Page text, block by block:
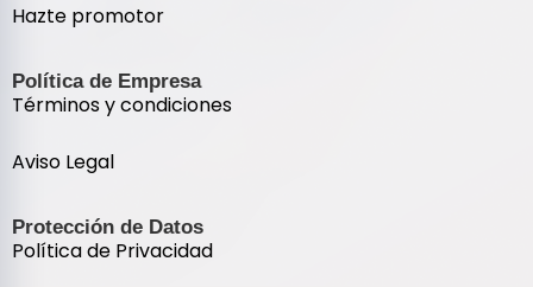
Hazte promotor
Política de Empresa
Términos y condiciones
Aviso Legal
Protección de Datos
Política de Privacidad